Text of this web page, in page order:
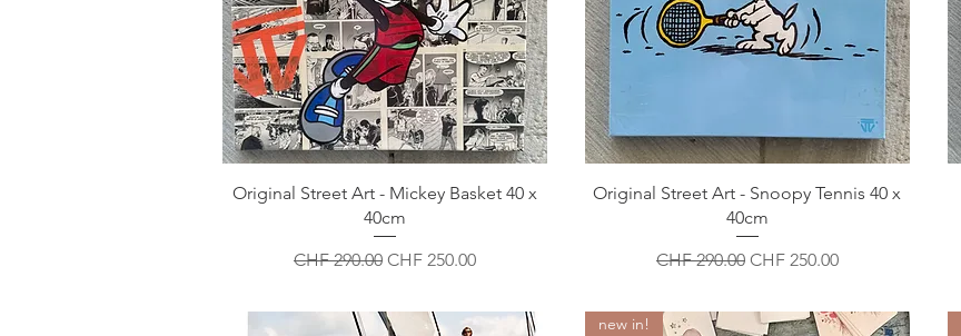
Original Street Art - Mickey Basket 40 x
40cm
Standardpreis
CHF 290.00 Sale-Preis
CHF 250.00
Original Street Art - Snoopy Tennis 40 x
40cm
Standardpreis
CHF 290.00 Sale-Preis
CHF 250.00
new in!